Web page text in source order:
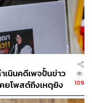
บ
เนินคดีเพจปั้นข่าว
ยโพสต์ถึงเหตุยิง
109